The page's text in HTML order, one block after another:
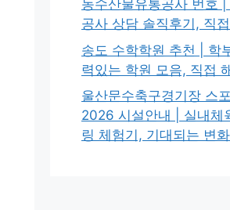
농수산물유통공사 번호
공사 상담 솔직후기, 직
송도 수학학원 추천 | 학
력있는 학원 모음, 직접
울산문수축구경기장 스
2026 시설안내 | 실내체
링 체험기, 기대되는 변